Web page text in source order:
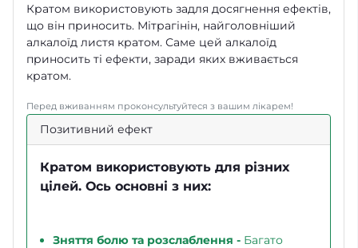
Кратом використовують задля досягнення ефектів,
що він приносить. Мітрагінін, найголовніший
алкалоїд листя кратом. Саме цей алкалоїд
приносить ті ефекти, заради яких вживається
кратом.
Перед вживанням проконсультуйтеся з вашим лікарем!
Позитивний ефект
Кратом використовують для різних
цілей. Ось основні з них:
Зняття болю та розслаблення - Багато